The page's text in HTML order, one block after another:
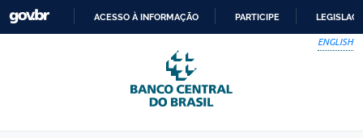
Skip to main content
PARA
O
CONTEÚDO
ACESSO À INFORMAÇÃO PARTICIPE
ENGLISH